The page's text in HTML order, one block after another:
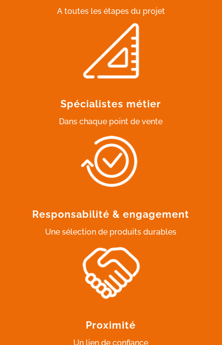
A toutes les étapes du projet
Spécialistes métier
Dans chaque point de vente
Responsabilité & engagement
Une sélection de produits durables
Proximité
Un lien de confiance